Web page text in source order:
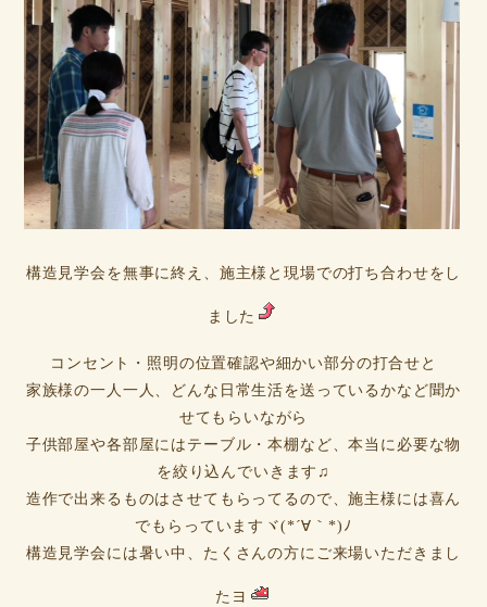
構造見学会を無事に終え、施主様と現場での打ち合わせをし
ました
コンセント・照明の位置確認や細かい部分の打合せと
家族様の一人一人、どんな日常生活を送っているかなど聞か
せてもらいながら
子供部屋や各部屋にはテーブル・本棚など、本当に必要な物
を絞り込んでいきます♫
造作で出来るものはさせてもらってるので、施主様には喜ん
でもらっていますヾ(*´∀｀*)ﾉ
構造見学会には暑い中、たくさんの方にご来場いただきまし
たヨ